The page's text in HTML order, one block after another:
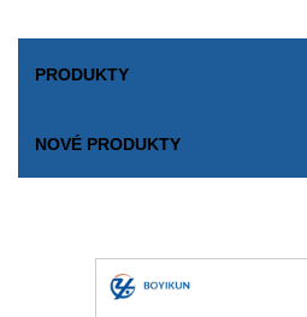
PRODUKTY
NOVÉ PRODUKTY